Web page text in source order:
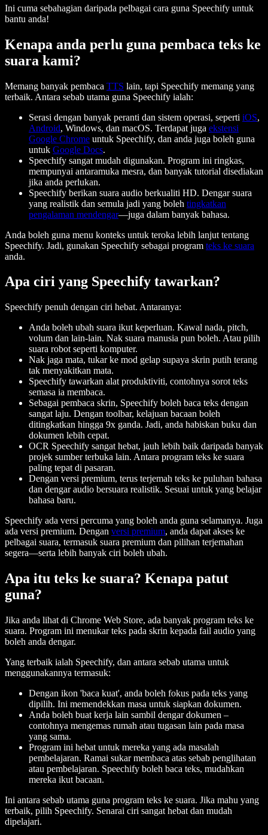
Ini cuma sebahagian daripada pelbagai cara guna Speechify untuk
bantu anda!
Kenapa anda perlu guna pembaca teks ke
suara kami?
Memang banyak pembaca TTS lain, tapi Speechify memang yang
terbaik. Antara sebab utama guna Speechify ialah:
Serasi dengan banyak peranti dan sistem operasi, seperti iOS,
Android, Windows, dan macOS. Terdapat juga ekstensi
Google Chrome untuk Speechify, dan anda juga boleh guna
untuk Google Docs.
Speechify sangat mudah digunakan. Program ini ringkas,
mempunyai antaramuka mesra, dan banyak tutorial disediakan
jika anda perlukan.
Speechify berikan suara audio berkualiti HD. Dengar suara
yang realistik dan semula jadi yang boleh tingkatkan
pengalaman mendengar—juga dalam banyak bahasa.
Anda boleh guna menu konteks untuk teroka lebih lanjut tentang
Speechify. Jadi, gunakan Speechify sebagai program teks ke suara
anda.
Apa ciri yang Speechify tawarkan?
Speechify penuh dengan ciri hebat. Antaranya:
Anda boleh ubah suara ikut keperluan. Kawal nada, pitch,
volum dan lain-lain. Nak suara manusia pun boleh. Atau pilih
suara robot seperti komputer.
Nak jaga mata, tukar ke mod gelap supaya skrin putih terang
tak menyakitkan mata.
Speechify tawarkan alat produktiviti, contohnya sorot teks
semasa ia membaca.
Sebagai pembaca skrin, Speechify boleh baca teks dengan
sangat laju. Dengan toolbar, kelajuan bacaan boleh
ditingkatkan hingga 9x ganda. Jadi, anda habiskan buku dan
dokumen lebih cepat.
OCR Speechify sangat hebat, jauh lebih baik daripada banyak
projek sumber terbuka lain. Antara program teks ke suara
paling tepat di pasaran.
Dengan versi premium, terus terjemah teks ke puluhan bahasa
dan dengar audio bersuara realistik. Sesuai untuk yang belajar
bahasa baru.
Speechify ada versi percuma yang boleh anda guna selamanya. Juga
ada versi premium. Dengan versi premium, anda dapat akses ke
pelbagai suara, termasuk suara premium dan pilihan terjemahan
segera—serta lebih banyak ciri boleh ubah.
Apa itu teks ke suara? Kenapa patut
guna?
Jika anda lihat di Chrome Web Store, ada banyak program teks ke
suara. Program ini menukar teks pada skrin kepada fail audio yang
boleh anda dengar.
Yang terbaik ialah Speechify, dan antara sebab utama untuk
menggunakannya termasuk:
Dengan ikon 'baca kuat', anda boleh fokus pada teks yang
dipilih. Ini memendekkan masa untuk siapkan dokumen.
Anda boleh buat kerja lain sambil dengar dokumen –
contohnya mengemas rumah atau tugasan lain pada masa
yang sama.
Program ini hebat untuk mereka yang ada masalah
pembelajaran. Ramai sukar membaca atas sebab penglihatan
atau pembelajaran. Speechify boleh baca teks, mudahkan
mereka ikut bacaan.
Ini antara sebab utama guna program teks ke suara. Jika mahu yang
terbaik, pilih Speechify. Senarai ciri sangat hebat dan mudah
dipelajari.